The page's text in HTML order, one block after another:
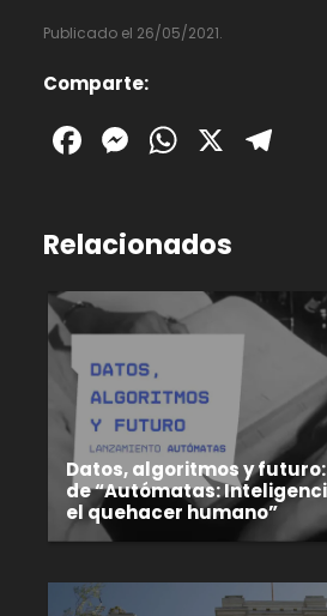
Publicado el 26/05/2021.
Comparte:
Facebook
Messenger
X
Relacionados
Datos, algoritmos y
de “Autómatas:
el quehacer humano”